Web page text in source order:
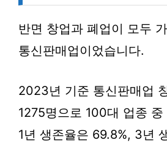
반면 창업과 폐업이 모두
통신판매업이었습니다.
2023년 기준 통신판매업
1275명으로 100대 업종
1년 생존율은 69.8%, 3년